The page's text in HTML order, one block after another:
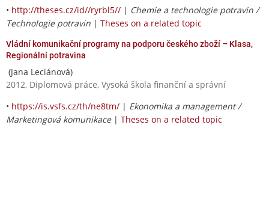
• http://theses.cz/id//ryrbl5// | Chemie a technologie potravin /
Technologie potravin | Theses on a related topic
Vládní komunikační programy na podporu českého zboží – Klasa,
Regionální potravina
(Jana Leciánová)
2012, Diplomová práce, Vysoká škola finanční a správní
• https://is.vsfs.cz/th/ne8tm/ | Ekonomika a management /
Marketingová komunikace| Theses on a related topic